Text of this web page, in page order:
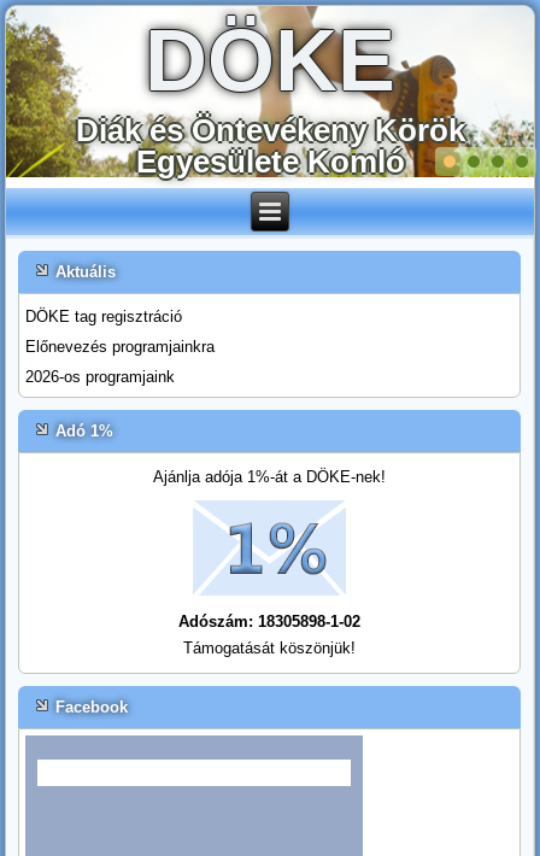
DÖKE
Diák és Öntevékeny Körök
Egyesülete Komló
Aktuális
DÖKE tag regisztráció
Előnevezés programjainkra
2026-os programjaink
Adó 1%
Ajánlja adója 1%-át a DÖKE-nek!
Adószám: 18305898-1-02
Támogatását köszönjük!
Facebook